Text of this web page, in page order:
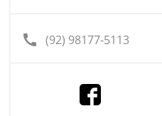
call (92) 98177-5113